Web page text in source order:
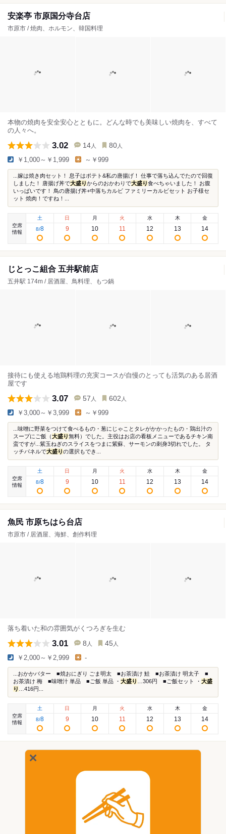
安楽亭 市原国分寺台店
市原市 / 焼肉、ホルモン、韓国料理
本物の焼肉を安全安心とともに。どんな時でも美味しい焼肉を、すべて
の人々へ。
3.02 14 人 80 人
￥1,000～￥1,999 ～￥999
...嫁は焼き肉セット！ 息子はポテト&私の唐揚げ！ 仕事で落ち込んでたので回復
しました！ 唐揚げ丼で大盛りからのおかわりで大盛り食べちゃいました！ お腹
いっぱいです！ 鳥の唐揚げ丼+中落ちカルビ ファミリーカルビセット お子様セ
ット 焼肉！ですね！...
空席
情報
土
8/8
日
9
月
10
火
11
水
12
木
13
金
14
じとっこ組合 五井駅前店
五井駅 174m / 居酒屋、鳥料理、もつ鍋
接待にも使える地鶏料理の充実コースが自慢のとっても活気のある居酒
屋です
3.07 57 人 602 人
￥3,000～￥3,999 ～￥999
...味噌に野菜をつけて食べるもの・葱にじゃことタレがかかったもの・鶏出汁の
スープにご飯（大盛り無料）でした。主役はお店の看板メニューであるチキン南
蛮ですが...紫玉ねぎのスライスをつまに紫蘇、サーモンの刺身3切れでした。 タ
ッチパネルで大盛りの選択もでき...
空席
情報
土
8/8
日
9
月
10
火
11
水
12
木
13
金
14
魚民 市原ちはら台店
市原市 / 居酒屋、海鮮、創作料理
落ち着いた和の雰囲気がくつろぎを生む
3.01 8 人 45 人
￥2,000～￥2,999 -
...おかかバター ■焼おにぎり ごま明太 ■お茶漬け 鮭 ■お茶漬け 明太子 ■
お茶漬け 梅 ■味噌汁 単品 ■ご飯 単品 ・ 大盛り …306円 ■ご飯セット ・ 大盛
り
…416円...
空席
情報
土
8/8
日
9
月
10
火
11
水
12
木
13
金
14